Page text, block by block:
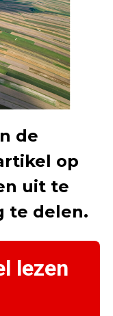
de
op
uit te
te delen.
lezen